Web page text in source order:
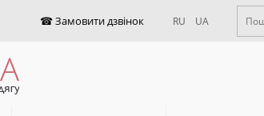
RU UA